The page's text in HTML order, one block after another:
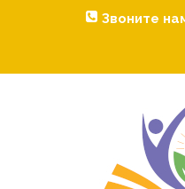
Звоните